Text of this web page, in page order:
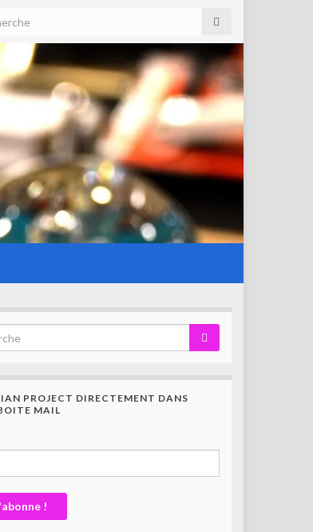
PROJECT DIRECTEMENT DANS
MAIL